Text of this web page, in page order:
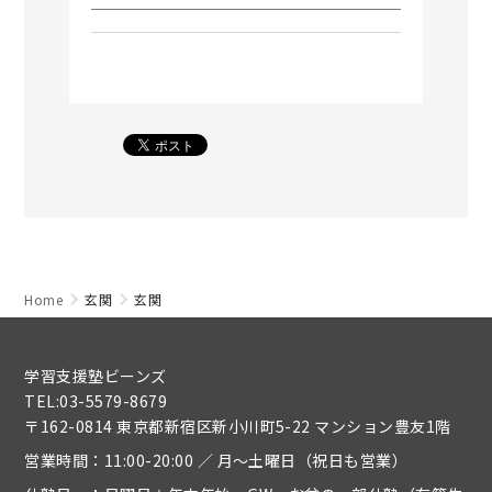
Home 玄関 玄関
学習支援塾ビーンズ
TEL:03-5579-8679
〒162-0814 東京都新宿区新小川町5-22 マンション豊友1階
営業時間：11:00-20:00 ／ 月～土曜日（祝日も営業）